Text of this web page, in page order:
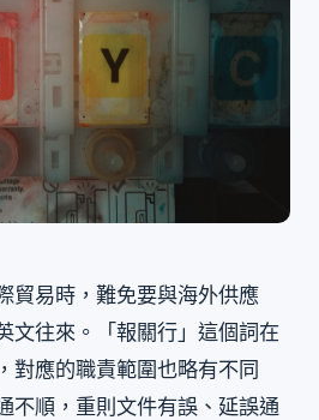
貿易時，難免要與海外供應
文往來。「報關行」這個詞在
對應的職責範圍也略有不同
順，重則文件有誤、延誤通